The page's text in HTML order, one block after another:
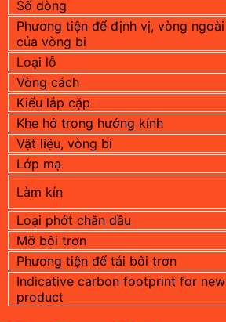
Số dòng
Phương tiện để định vị, vòng ngoài
của vòng bi
Loại lỗ
Vòng cách
Kiểu lắp cặp
Khe hở trong hướng kính
Vật liệu, vòng bi
Lớp mạ
Làm kín
Loại phớt chắn dầu
Mỡ bôi trơn
Phương tiện để tái bôi trơn
Indicative carbon footprint for new
product